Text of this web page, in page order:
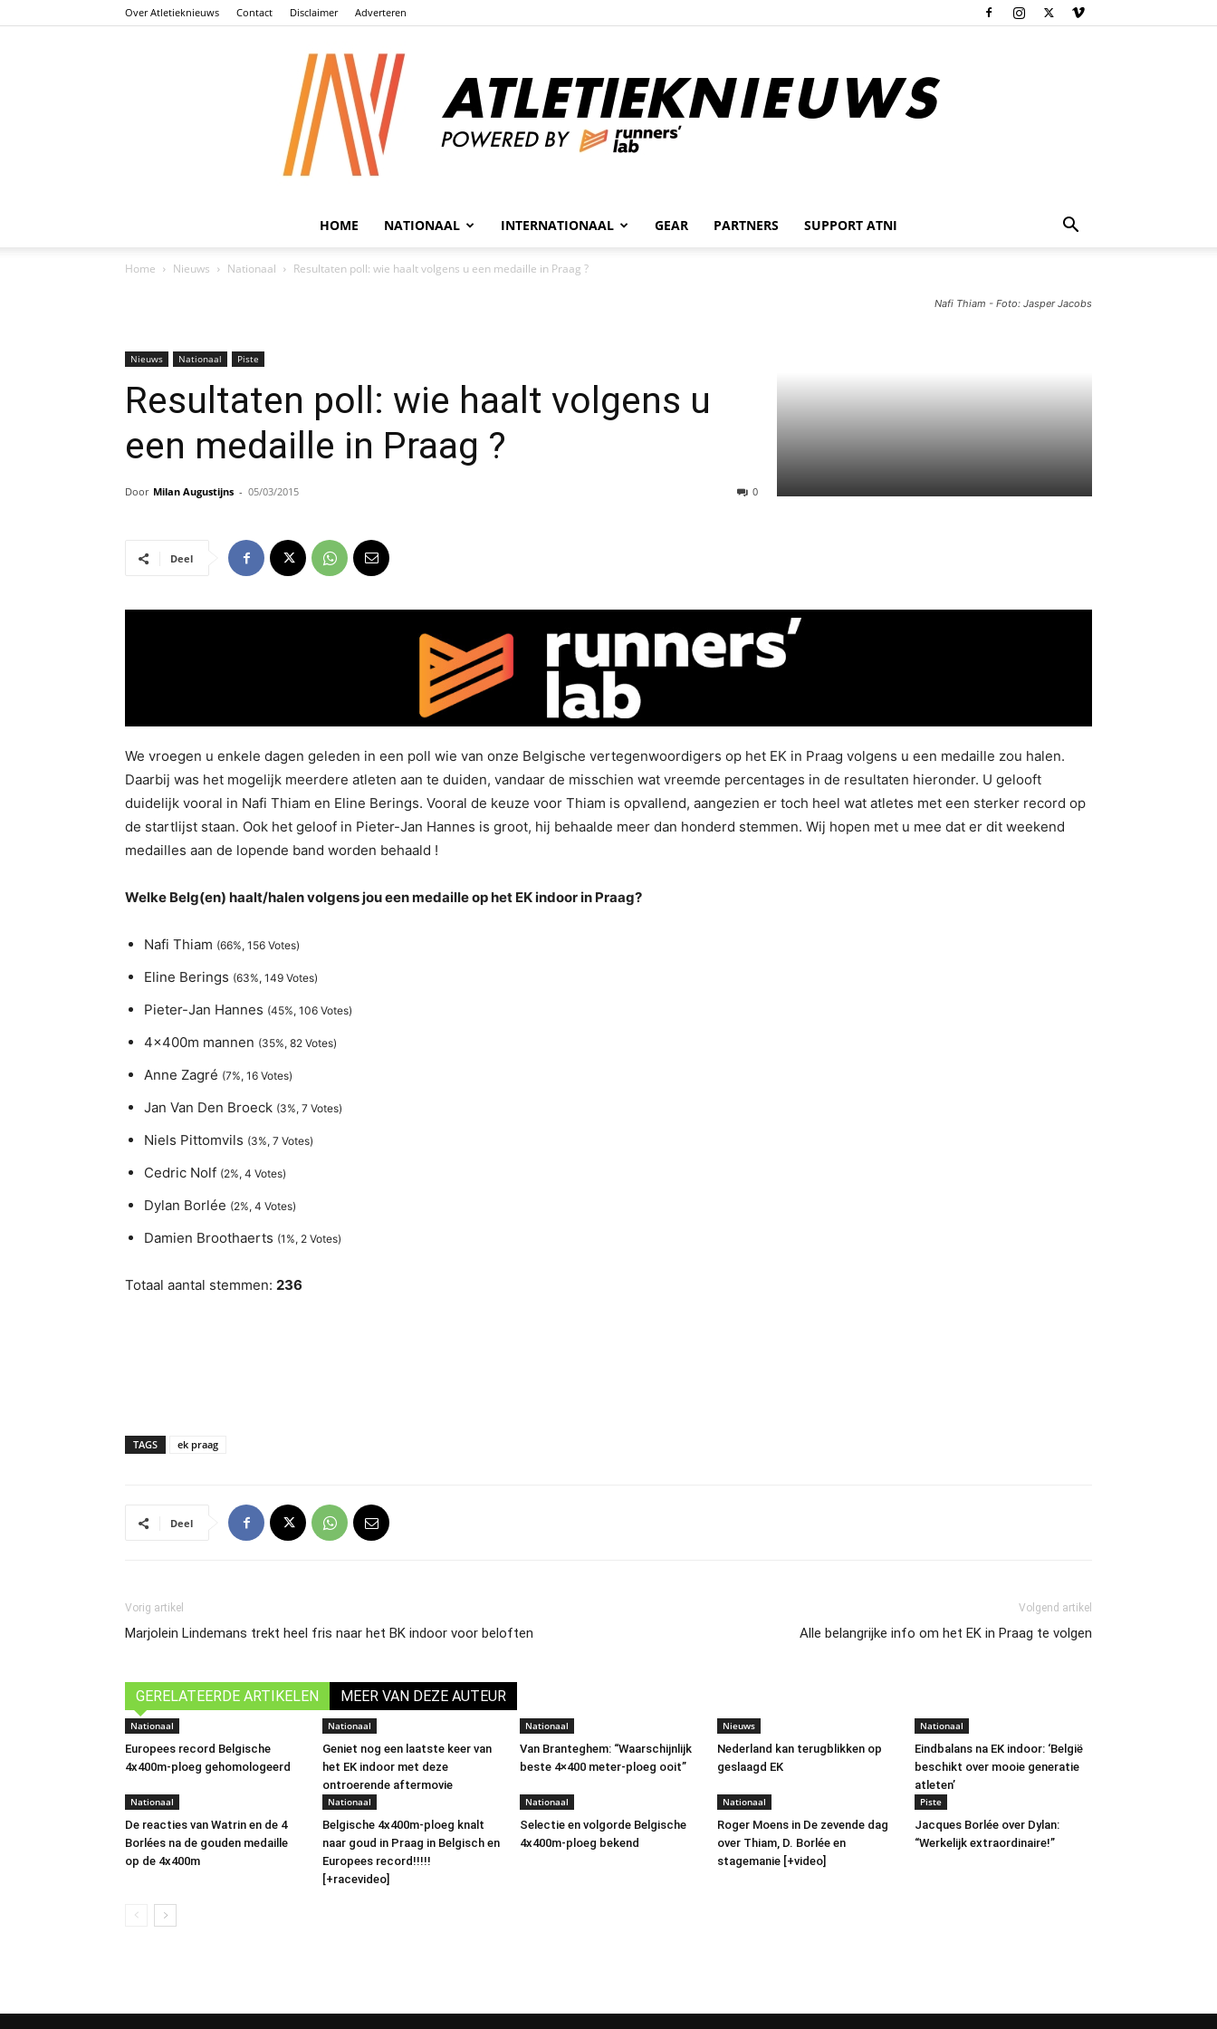
Over Atletieknieuws Contact Disclaimer Adverteren
HOME NATIONAAL INTERNATIONAAL GEAR PARTNERS SUPPORT ATNI
Home Nieuws Nationaal Resultaten poll: wie haalt volgens u een medaille in Praag ?
Nafi Thiam - Foto: Jasper Jacobs
Nieuws Nationaal Piste
Resultaten poll: wie haalt volgens u
een medaille in Praag ?
Door Milan Augustijns - 05/03/2015 0
Deel
We vroegen u enkele dagen geleden in een poll wie van onze Belgische vertegenwoordigers op het EK in Praag volgens u een medaille zou halen.
Daarbij was het mogelijk meerdere atleten aan te duiden, vandaar de misschien wat vreemde percentages in de resultaten hieronder. U gelooft
duidelijk vooral in Nafi Thiam en Eline Berings. Vooral de keuze voor Thiam is opvallend, aangezien er toch heel wat atletes met een sterker record op
de startlijst staan. Ook het geloof in Pieter-Jan Hannes is groot, hij behaalde meer dan honderd stemmen. Wij hopen met u mee dat er dit weekend
medailles aan de lopende band worden behaald !
Welke Belg(en) haalt/halen volgens jou een medaille op het EK indoor in Praag?
Nafi Thiam (66%, 156 Votes)
Eline Berings (63%, 149 Votes)
Pieter-Jan Hannes (45%, 106 Votes)
4x400m mannen (35%, 82 Votes)
Anne Zagré (7%, 16 Votes)
Jan Van Den Broeck (3%, 7 Votes)
Niels Pittomvils (3%, 7 Votes)
Cedric Nolf (2%, 4 Votes)
Dylan Borlée (2%, 4 Votes)
Damien Broothaerts (1%, 2 Votes)
Totaal aantal stemmen: 236
TAGS ek praag
Deel
Vorig artikel
Marjolein Lindemans trekt heel fris naar het BK indoor voor beloften
Volgend artikel
Alle belangrijke info om het EK in Praag te volgen
GERELATEERDE ARTIKELEN MEER VAN DEZE AUTEUR
Nationaal
Europees record Belgische
4x400m-ploeg gehomologeerd
Nationaal
Geniet nog een laatste keer van
het EK indoor met deze
ontroerende aftermovie
Nationaal
Van Branteghem: “Waarschijnlijk
beste 4×400 meter-ploeg ooit”
Nieuws
Nederland kan terugblikken op
geslaagd EK
Nationaal
Eindbalans na EK indoor: ‘België
beschikt over mooie generatie
atleten’
Nationaal
De reacties van Watrin en de 4
Borlées na de gouden medaille
op de 4x400m
Nationaal
Belgische 4x400m-ploeg knalt
naar goud in Praag in Belgisch en
Europees record!!!!!
[+racevideo]
Nationaal
Selectie en volgorde Belgische
4x400m-ploeg bekend
Nationaal
Roger Moens in De zevende dag
over Thiam, D. Borlée en
stagemanie [+video]
Piste
Jacques Borlée over Dylan:
“Werkelijk extraordinaire!”